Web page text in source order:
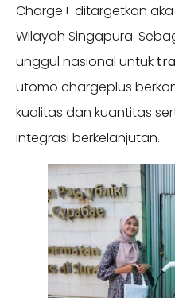
Charge+ ditargetkan aka
Wilayah Singapura.
unggul nasional untuk
utomo chargeplus
kualitas dan kuantitas
integrasi berkelanjutan.